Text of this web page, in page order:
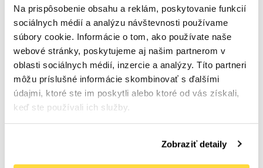
Na prispôsobenie obsahu a reklám, poskytovanie funkcií
sociálnych médií a analýzu návštevnosti používame
súbory cookie. Informácie o tom, ako používate naše
webové stránky, poskytujeme aj našim partnerom v
oblasti sociálnych médií, inzercie a analýzy. Títo partneri
môžu príslušné informácie skombinovať s ďalšími
údajmi, ktoré ste im poskytli alebo ktoré od vás získali,
keď ste používali ich služby.
Zobraziť detaily
Pohár papierový 110 ml XS 62 mm hnedý, 50 ks
Počet bal. v kartóne:20
Kód tovaru: 108752
Na sklade
1,42 €